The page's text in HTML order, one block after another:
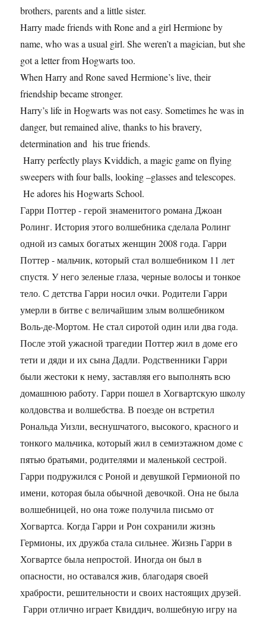
brothers, parents and a little sister.
Harry made friends with Rone and a girl Hermione by
name, who was a usual girl. She weren’t a magician, but she
got a letter from Hogwarts too.
When Harry and Rone saved Hermione’s live, their
friendship became stronger.
Harry’s life in Hogwarts was not easy. Sometimes he was in
danger, but remained alive, thanks to his bravery,
determination and his true friends.
Harry perfectly plays Kviddich, a magic game on flying
sweepers with four balls, looking –glasses and telescopes.
He adores his Hogwarts School.
Гарри Поттер - герой знаменитого романа Джоан
Ролинг. История этого волшебника сделала Ролинг
одной из самых богатых женщин 2008 года. Гарри
Поттер - мальчик, который стал волшебником 11 лет
спустя. У него зеленые глаза, черные волосы и тонкое
тело. С детства Гарри носил очки. Родители Гарри
умерли в битве с величайшим злым волшебником
Воль-де-Мортом. Не стал сиротой один или два года.
После этой ужасной трагедии Поттер жил в доме его
тети и дяди и их сына Дадли. Родственники Гарри
были жестоки к нему, заставляя его выполнять всю
домашнюю работу. Гарри пошел в Хогвартскую школу
колдовства и волшебства. В поезде он встретил
Рональда Уизли, веснушчатого, высокого, красного и
тонкого мальчика, который жил в семиэтажном доме с
пятью братьями, родителями и маленькой сестрой.
Гарри подружился с Роной и девушкой Гермионой по
имени, которая была обычной девочкой. Она не была
волшебницей, но она тоже получила письмо от
Хогвартса. Когда Гарри и Рон сохранили жизнь
Гермионы, их дружба стала сильнее. Жизнь Гарри в
Хогвартсе была непростой. Иногда он был в
опасности, но оставался жив, благодаря своей
храбрости, решительности и своих настоящих друзей.
Гарри отлично играет Квиддич, волшебную игру на